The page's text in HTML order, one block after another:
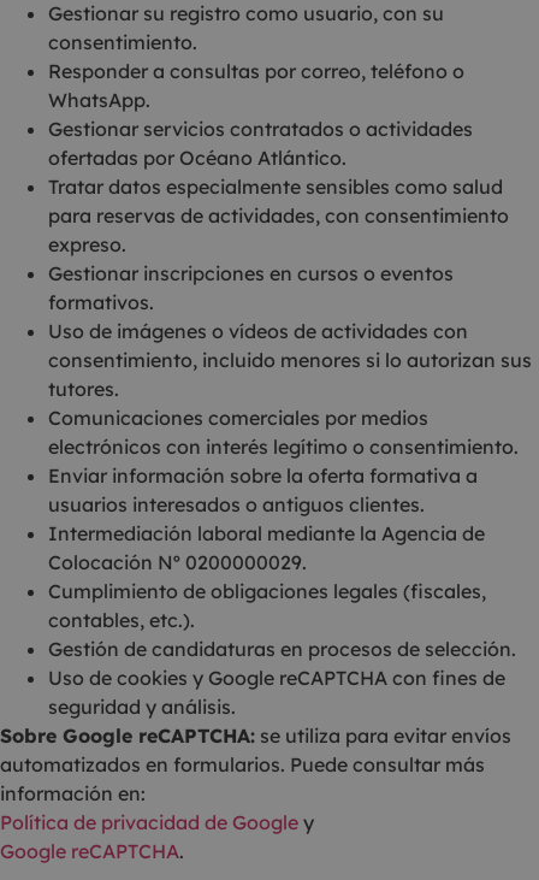
Gestionar su registro como usuario, con su
consentimiento.
Responder a consultas por correo, teléfono o
WhatsApp.
Gestionar servicios contratados o actividades
ofertadas por Océano Atlántico.
Tratar datos especialmente sensibles como salud
para reservas de actividades, con consentimiento
expreso.
Gestionar inscripciones en cursos o eventos
formativos.
Uso de imágenes o vídeos de actividades con
consentimiento, incluido menores si lo autorizan sus
tutores.
Comunicaciones comerciales por medios
electrónicos con interés legítimo o consentimiento.
Enviar información sobre la oferta formativa a
usuarios interesados o antiguos clientes.
Intermediación laboral mediante la Agencia de
Colocación Nº 0200000029.
Cumplimiento de obligaciones legales (fiscales,
contables, etc.).
Gestión de candidaturas en procesos de selección.
Uso de cookies y Google reCAPTCHA con fines de
seguridad y análisis.
Sobre Google reCAPTCHA: se utiliza para evitar envíos
automatizados en formularios. Puede consultar más
información en:
Política de privacidad de Google y
Google reCAPTCHA.